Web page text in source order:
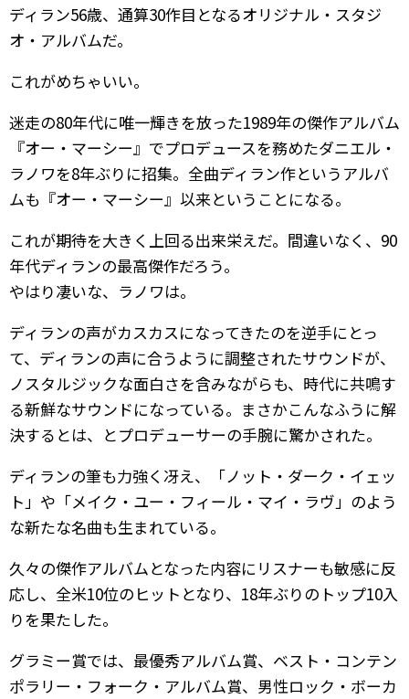
ディラン56歳、通算30作目となるオリジナル・スタジ
オ・アルバムだ。
これがめちゃいい。
迷走の80年代に唯一輝きを放った1989年の傑作アルバム
『オー・マーシー』でプロデュースを務めたダニエル・
ラノワを8年ぶりに招集。全曲ディラン作というアルバ
ムも『オー・マーシー』以来ということになる。
これが期待を大きく上回る出来栄えだ。間違いなく、90
年代ディランの最高傑作だろう。
やはり凄いな、ラノワは。
ディランの声がカスカスになってきたのを逆手にとっ
て、ディランの声に合うように調整されたサウンドが、
ノスタルジックな面白さを含みながらも、時代に共鳴す
る新鮮なサウンドになっている。まさかこんなふうに解
決するとは、とプロデューサーの手腕に驚かされた。
ディランの筆も力強く冴え、「ノット・ダーク・イェッ
ト」や「メイク・ユー・フィール・マイ・ラヴ」のよう
な新たな名曲も生まれている。
久々の傑作アルバムとなった内容にリスナーも敏感に反
応し、全米10位のヒットとなり、18年ぶりのトップ10入
りを果たした。
グラミー賞では、最優秀アルバム賞、ベスト・コンテン
ポラリー・フォーク・アルバム賞、男性ロック・ボーカ